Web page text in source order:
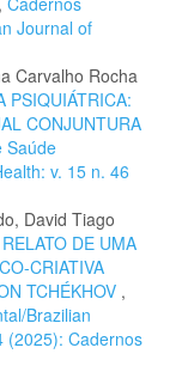
Journal of
Carvalho Rocha
PSIQUIÁTRICA:
CONJUNTURA
Saúde
v. 15 n. 46
David Tiago
DE UMA
CRIATIVA
TCHÉKHOV ,
Brazilian
(2025): Cadernos